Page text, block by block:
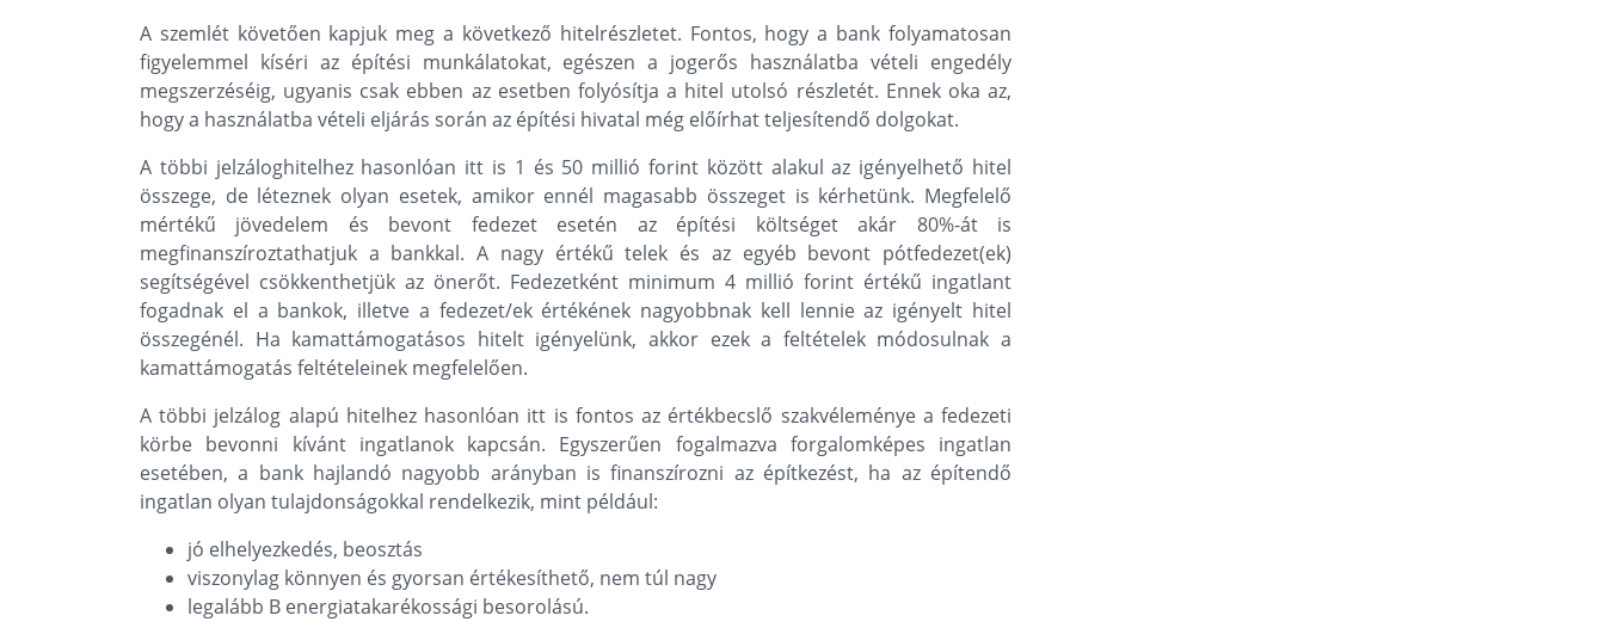
A szemlét követően kapjuk meg a következő hitelrészletet. Fontos, hogy a bank folyamatosan
figyelemmel kíséri az építési munkálatokat, egészen a jogerős használatba vételi engedély
megszerzéséig, ugyanis csak ebben az esetben folyósítja a hitel utolsó részletét. Ennek oka az,
hogy a használatba vételi eljárás során az építési hivatal még előírhat teljesítendő dolgokat.
A többi jelzáloghitelhez hasonlóan itt is 1 és 50 millió forint között alakul az igényelhető hitel
összege, de léteznek olyan esetek, amikor ennél magasabb összeget is kérhetünk. Megfelelő
mértékű jövedelem és bevont fedezet esetén az építési költséget akár 80%-át is
megfinanszíroztathatjuk a bankkal. A nagy értékű telek és az egyéb bevont pótfedezet(ek)
segítségével csökkenthetjük az önerőt. Fedezetként minimum 4 millió forint értékű ingatlant
fogadnak el a bankok, illetve a fedezet/ek értékének nagyobbnak kell lennie az igényelt hitel
összegénél. Ha kamattámogatásos hitelt igényelünk, akkor ezek a feltételek módosulnak a
kamattámogatás feltételeinek megfelelően.
A többi jelzálog alapú hitelhez hasonlóan itt is fontos az értékbecslő szakvéleménye a fedezeti
körbe bevonni kívánt ingatlanok kapcsán. Egyszerűen fogalmazva forgalomképes ingatlan
esetében, a bank hajlandó nagyobb arányban is finanszírozni az építkezést, ha az építendő
ingatlan olyan tulajdonságokkal rendelkezik, mint például:
jó elhelyezkedés, beosztás
viszonylag könnyen és gyorsan értékesíthető, nem túl nagy
legalább B energiatakarékossági besorolású.